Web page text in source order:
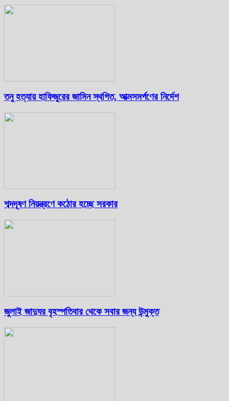
তনু হত্যায় হাফিজুরের জামিন স্থগিত, আত্মসমর্পণের নির্দেশ
শব্দদূষণ নিয়ন্ত্রণে কঠোর হচ্ছে সরকার
জুলাই জাদুঘর বৃহস্পতিবার থেকে সবার জন্য উন্মুক্ত